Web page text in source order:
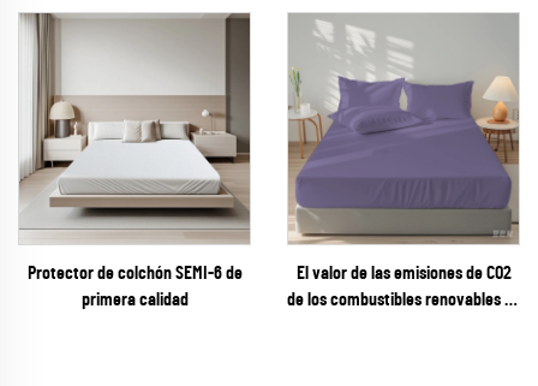
Protector de colchón SEMI-6 de
primera calidad
El valor de las emisiones de CO2
de los combustibles renovables se